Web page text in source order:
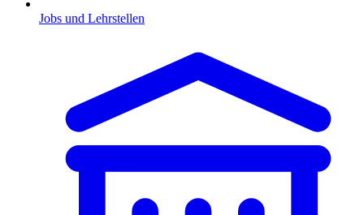
Jobs und Lehrstellen